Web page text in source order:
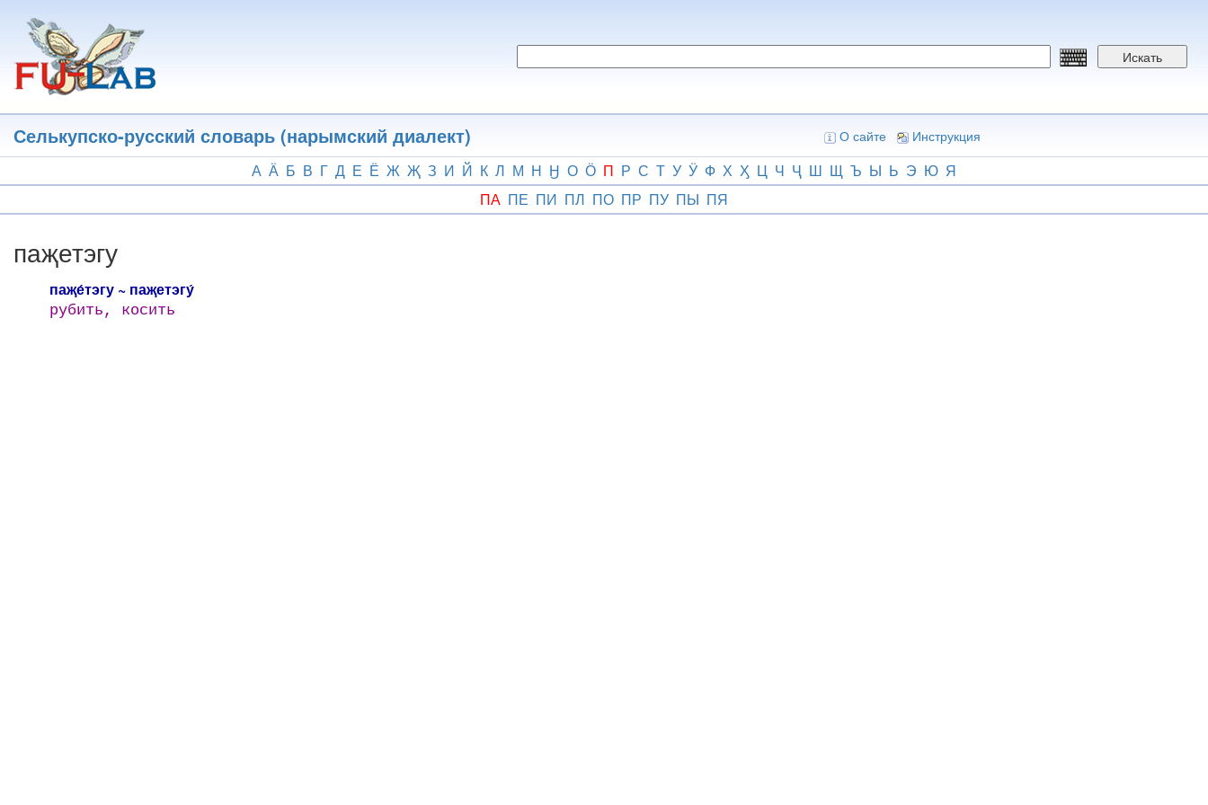
основному
содержанию
Искать
Селькупско-русский словарь (нарымский диалект) О сайте Инструкция
А Ӓ Б В Г Д Е Ё Ж Җ З И Й К Л М Н Ӈ О Ӧ П Р С Т У Ӱ Ф Х Ӽ Ц Ч Ҷ Ш Щ Ъ Ы Ь Э Ю Я
ПА ПЕ ПИ ПЛ ПО ПР ПУ ПЫ ПЯ
паҗетэгу
паҗе́тэгу ~ паҗетэгу́
рубить, косить